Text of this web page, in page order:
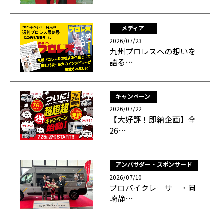
メディア
2026/07/23
九州プロレスへの想いを
語る…
キャンペーン
2026/07/22
【大好評！即納企画】全
26…
アンバサダー・スポンサード
2026/07/10
プロバイクレーサー・岡
崎静…